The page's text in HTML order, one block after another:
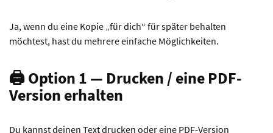
Ja, wenn du eine Kopie „für dich“ für später behalten
möchtest, hast du mehrere einfache Möglichkeiten.
🖨️ Option 1 — Drucken / eine PDF-
Version erhalten
Du kannst deinen Text drucken oder eine PDF-Version